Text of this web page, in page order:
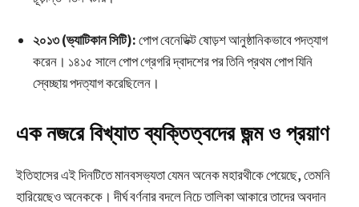
২০১৩ (ভ্যাটিকান সিটি):পোপ বেনেডিক্ট ষোড়শ আনুষ্ঠানিকভাবে পদত্যাগ
করেন। ১৪১৫ সালে পোপ গ্রেগরি দ্বাদশের পর তিনি প্রথম পোপ যিনি
স্বেচ্ছায় পদত্যাগ করেছিলেন।
এক নজরে বিখ্যাত ব্যক্তিত্বদের জন্ম ও প্রয়াণ
ইতিহাসের এই দিনটিতে মানবসভ্যতা যেমন অনেক মহারথীকে পেয়েছে, তেমনি
হারিয়েছেও অনেককে। দীর্ঘ বর্ণনার বদলে নিচে তালিকা আকারে তাদের অবদান